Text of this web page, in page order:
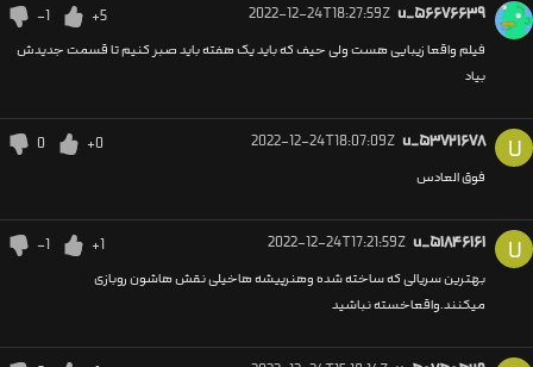
u_۵۶۶۷۶۶۳۹ 2022-12-24T18:27:59Z
+5
-1
فیلم واقعا زیبایی هست ولی حیف که باید یک هفته باید صبر کنیم تا قسمت جدیدش
بیاد
U u_۵۳۷۲۱۶۷۸ 2022-12-24T18:07:09Z
+0
0
فوق العادس
U u_۵۱۸۴۶۱۶۱ 2022-12-24T17:21:59Z
+1
-1
بهترین سریالی که ساخته شده وهنرپیشه هاخیلی نقش هاشون روبازی
میکنند.واقعاخسته نباشید